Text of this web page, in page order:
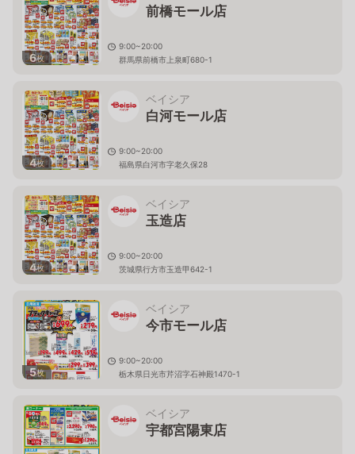
6枚
前橋モール店
9:00~20:00
群馬県前橋市上泉町680-1
4枚
ベイシア
白河モール店
9:00~20:00
福島県白河市字老久保28
4枚
ベイシア
玉造店
9:00~20:00
茨城県行方市玉造甲642-1
5枚
ベイシア
今市モール店
9:00~20:00
栃木県日光市芹沼字石神殿1470-1
ベイシア
宇都宮陽東店